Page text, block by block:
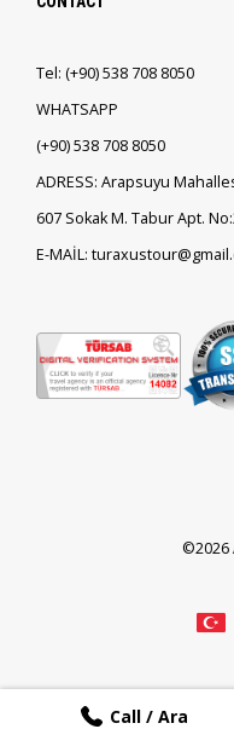
Call / Ara
Tel: (+90)538 708 8050
WHATSAPP
(+90)538 708 8050
ADRESS: Arapsuyu
607 Sokak M. Tabur Apt.
E-MAİL:
©2026